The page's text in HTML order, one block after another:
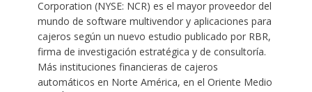
Corporation (NYSE: NCR) es el mayor proveedor del
mundo de software multivendor y aplicaciones para
cajeros según un nuevo estudio publicado por RBR,
firma de investigación estratégica y de consultoría.
Más instituciones financieras de cajeros
automáticos en Norte América, en el Oriente Medio